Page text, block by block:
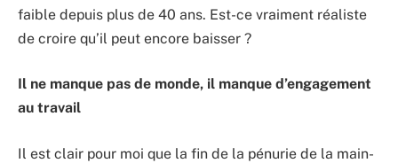
faible depuis plus de 40 ans. Est-ce vraiment réaliste
de croire qu’il peut encore baisser ?
Il ne manque pas de monde, il manque d’engagement
au travail
Il est clair pour moi que la fin de la pénurie de la main-